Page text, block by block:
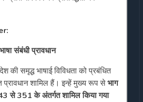
संबंधी प्रावधान
की समृद्ध भाषाई विविधता को प्रबंधित
शामिल हैं। इन्हें मुख्य रूप सेभाग
से 351 के अंतर्गत शामिल किया गया